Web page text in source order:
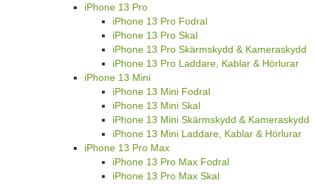
iPhone 13 Pro
iPhone 13 Pro Fodral
iPhone 13 Pro Skal
iPhone 13 Pro Skärmskydd & Kameraskydd
iPhone 13 Pro Laddare, Kablar & Hörlurar
iPhone 13 Mini
iPhone 13 Mini Fodral
iPhone 13 Mini Skal
iPhone 13 Mini Skärmskydd & Kameraskydd
iPhone 13 Mini Laddare, Kablar & Hörlurar
iPhone 13 Pro Max
iPhone 13 Pro Max Fodral
iPhone 13 Pro Max Skal